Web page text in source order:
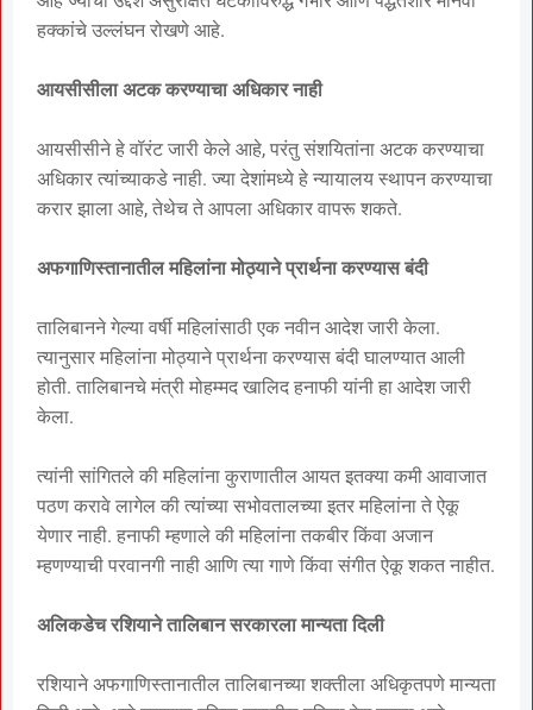
हक्कांचे उल्लंघन रोखणे आहे.
आयसीसीला अटक करण्याचा अधिकार नाही
आयसीसीने हे वॉरंट जारी केले आहे, परंतु संशयितांना अटक करण्याचा
अधिकार त्यांच्याकडे नाही. ज्या देशांमध्ये हे न्यायालय स्थापन करण्याचा
करार झाला आहे, तेथेच ते आपला अधिकार वापरू शकते.
अफगाणिस्तानातील महिलांना मोठ्याने प्रार्थना करण्यास बंदी
तालिबानने गेल्या वर्षी महिलांसाठी एक नवीन आदेश जारी केला.
त्यानुसार महिलांना मोठ्याने प्रार्थना करण्यास बंदी घालण्यात आली
होती. तालिबानचे मंत्री मोहम्मद खालिद हनाफी यांनी हा आदेश जारी
केला.
त्यांनी सांगितले की महिलांना कुराणातील आयत इतक्या कमी आवाजात
पठण करावे लागेल की त्यांच्या सभोवतालच्या इतर महिलांना ते ऐकू
येणार नाही. हनाफी म्हणाले की महिलांना तकबीर किंवा अजान
म्हणण्याची परवानगी नाही आणि त्या गाणे किंवा संगीत ऐकू शकत नाहीत.
अलिकडेच रशियाने तालिबान सरकारला मान्यता दिली
रशियाने अफगाणिस्तानातील तालिबानच्या शक्तीला अधिकृतपणे मान्यता